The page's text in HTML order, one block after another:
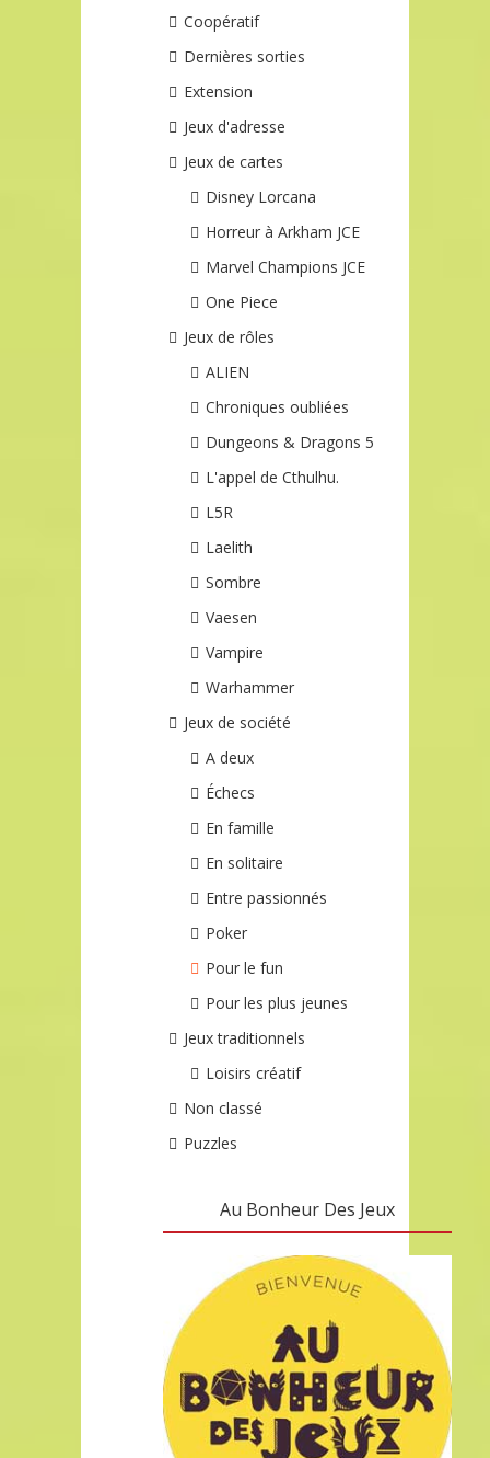
Coopératif
Dernières sorties
Extension
Jeux d'adresse
Jeux de cartes
Disney Lorcana
Horreur à Arkham JCE
Marvel Champions JCE
One Piece
Jeux de rôles
ALIEN
Chroniques oubliées
Dungeons & Dragons 5
L'appel de Cthulhu.
L5R
Laelith
Sombre
Vaesen
Vampire
Warhammer
Jeux de société
A deux
Échecs
En famille
En solitaire
Entre passionnés
Poker
Pour le fun
Pour les plus jeunes
Jeux traditionnels
Loisirs créatif
Non classé
Puzzles
Au Bonheur Des Jeux